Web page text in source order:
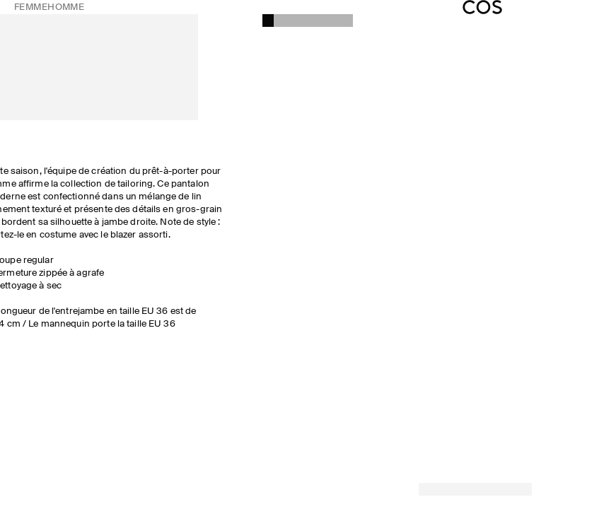
FEMMEHOMME
saison, l'équipe de création du prêt-à-porter pour
affirme la collection de tailoring. Ce pantalon
est confectionné dans un mélange de lin
texturé et présente des détails en gros-grain
sa silhouette à jambe droite. Note de style :
le en costume avec le blazer assorti.
regular
zippée à agrafe
à sec
de l'entrejambe en taille EU 36 est de
cm / Le mannequin porte la taille EU 36